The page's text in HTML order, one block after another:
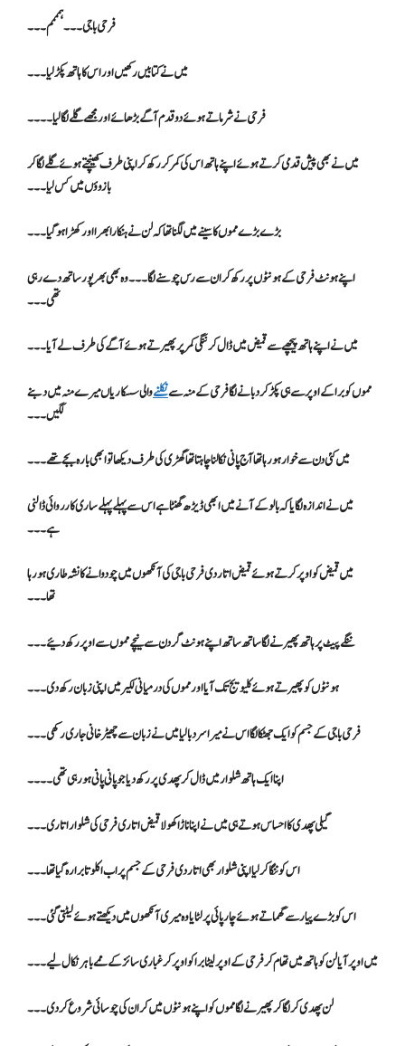
فرحی باجی۔۔۔ ہمممم۔۔۔
میں نے کتابیں رکھیں اور اس کا ہاتھ پکڑ لیا۔۔۔
فرحی نے شرماتے ہوئے دو قدم آگے بڑھائے اور مجھے گلے لگا لیا۔۔۔۔
میں نے بھی پیش قدمی کرتے ہوئے اپنے ہاتھ اس کی کمر کر رکھ کر اپنی طرف کھینچتے ہوئے گلے لگا کر
بازوؤں میں کس لیا۔۔۔
بڑے بڑے مموں کا سینے میں لگنا تھا کہ لن نے ہنکارا بھرا اور کھڑا ہو گیا۔۔۔
اپنے ہونٹ فرحی کے ہونٹوں پر رکھ کر ان سے رس چوسنے لگا۔۔۔ وہ بھی بھرپور ساتھ دے رہی
تھی۔۔۔
میں نے اپنے ہاتھ پیچھے سے قمیض میں ڈال کر ننگی کمر پر پھیرتے ہوئے آگے کی طرف لے آیا۔۔۔
مموں کو برا کے اوپر سے ہی پکڑ کر دبانے لگا فرحی کے منہ سےنکلنےوالی سسکاریاں میرے منہ میں دبنے
لگیں۔۔۔
میں کئی دن سے خوار ہو رہا تھا آج پانی نکالنا چاہتا تھا گھڑی کی طرف دیکھا تو ابھی بارہ بجے تھے۔۔۔
میں نے اندازہ لگایا کہ بالو کے آنے میں ابھی ڈیڑھ گھنٹا ہے اس سے پہلے پہلے ساری کارروائی ڈالنی
ہے۔۔۔
میں قمیض کو اوپر کرتے ہوئے قمیض اتار دی فرحی باجی کی آنکھوں میں چودوانے کا نشہ طاری ہو رہا
تھا۔۔۔
ننگے پیٹ پر ہاتھ پھیرنے لگا ساتھ ساتھ اپنے ہونٹ گردن سے نیچے مموں سے اوپر رکھ دئیے۔۔۔
ہونٹوں کو پھیرتے ہوئے کلیویج تک آیا اور مموں کی درمیانی لکیر میں اپنی زبان رکھ دی۔۔۔
فرحی باجی کے جسم کو ایک جھٹکا لگا اس نے میرا سر دبا لیا میں نے زبان سے چھیڑخانی جاری رکھی۔۔۔
اپنا ایک ہاتھ شلوار میں ڈال کر پھدی پر رکھ دیا جو پانی پانی ہو رہی تھی ۔۔۔۔
گیلی پھدی کا احساس ہوتے ہی میں نے اپنا ناڑا کھولا قمیض اتاری فرحی کی شلوار اتاری ۔۔۔
اس کو ننگا کر لیا اپنی شلوار بھی اتار دی فرحی کے جسم پر اب اکلوتا برا رہ گیا تھا۔۔۔
اس کو بڑے پیار سے گھماتے ہوئے چارپائی پر لٹایا وہ میری آنکھوں میں دیکھتے ہوئے لیٹتی گئی۔۔۔
میں اوپر آیا لن کو ہاتھ میں تھام کر فرحی کے اوپر لیٹا برا کو اوپر کر غباری سائز کے ممے باہر نکال لیے۔۔۔
لن پھدی کر لگا کر پھیرنے لگا مموں کو اپنے ہونٹوں میں کر ان کی چوسائی شروع کر دی۔۔۔